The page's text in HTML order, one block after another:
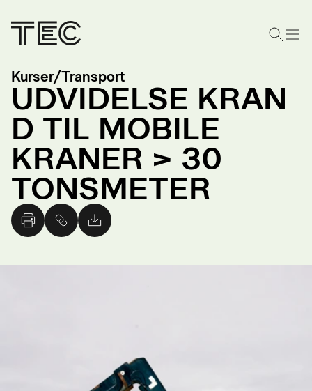
Kurser/Transport
UDVIDELSE KRAN
D TIL MOBILE
KRANER > 30
TONSMETER